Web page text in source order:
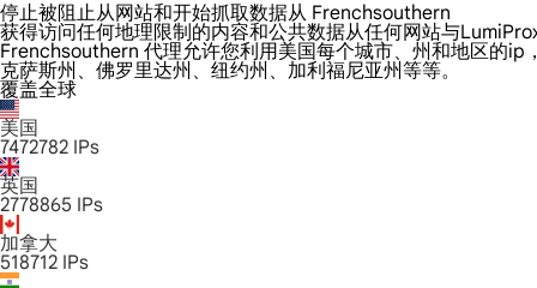
停止被阻止从网站和开始抓取数据从 Frenchsouthern
获得访问任何地理限制的内容和公共数据从任何网站与
Frenchsouthern 代理允许您利用美国每个城市、州和地区的
克萨斯州、佛罗里达州、纽约州、加利福尼亚州等等。
覆盖全球
美国
7472782 IPs
英国
2778865 IPs
加拿大
518712 IPs